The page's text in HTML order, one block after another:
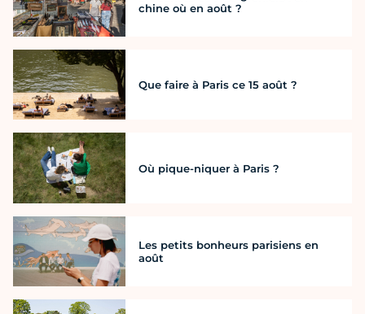
chine où en août ?
Que faire à Paris ce 15 août ?
Où pique-niquer à Paris ?
Les petits bonheurs parisiens en
août